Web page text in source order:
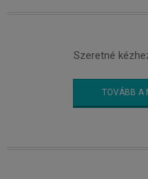
Szeretné
TOVÁBB A